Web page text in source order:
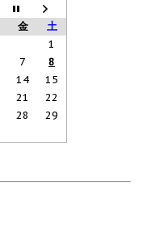
金
土
1
7
8
14
15
21
22
28
29